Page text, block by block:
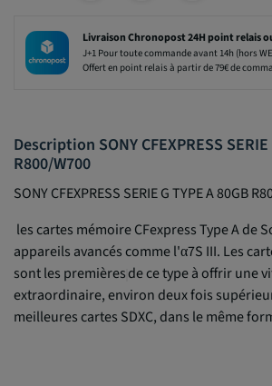
Livraison Chronopost 24H point relais
J+1 Pour toute commande avant 14h (hors
Offert en point relais à partir de 79€ de
Description SONY CFEXPRESS SERIE
R800/W700
SONY CFEXPRESS SERIE G TYPE A 80GB
les cartes mémoire CFexpress Type A de
appareils avancés comme l'α7S III. Les
sont les premièresde ce type à offrir une
extraordinaire, environ deux fois
meilleures cartes SDXC, dans le même